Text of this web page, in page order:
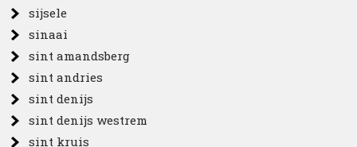
sijsele
sinaai
sint amandsberg
sint andries
sint denijs
sint denijs westrem
sint kruis